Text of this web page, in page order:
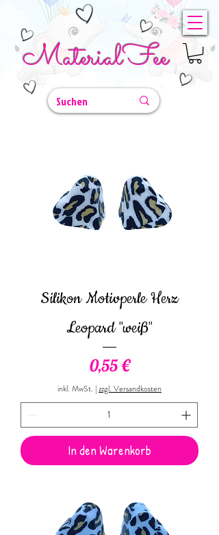
MaterialFee
Silikon Motivperle Herz
Leopard "weiß"
Preis
0,55 €
inkl. MwSt. |zzgl. Versandkosten
In den Warenkorb